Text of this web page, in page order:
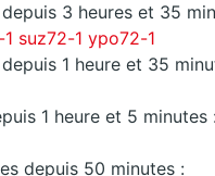
3 heures et 35
suz72-1 ypo72-1
1 heure et 35
1 heure et 5 minutes
depuis 50 minutes :